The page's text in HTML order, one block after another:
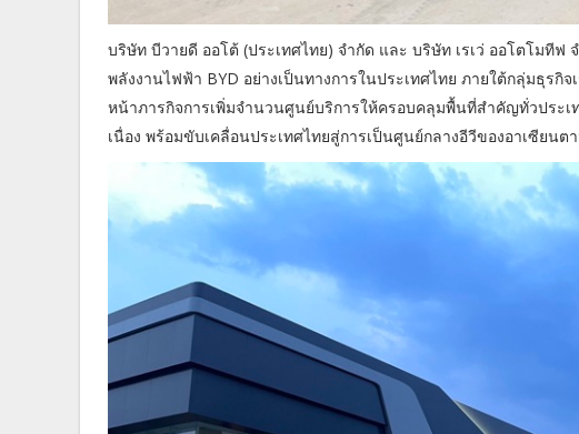
บริษัท บีวายดี ออโต้ (ประเทศไทย) จำกัด และ บริษัท เรเว่ ออโตโมที
พลังงานไฟฟ้า BYD อย่างเป็นทางการในประเทศไทย ภายใต้กลุ่มธุรกิ
หน้าภารกิจการเพิ่มจำนวนศูนย์บริการให้ครอบคลุมพื้นที่สำคัญทั่วประเ
เนื่อง พร้อมขับเคลื่อนประเทศไทยสู่การเป็นศูนย์กลางอีวีของอาเซียนต